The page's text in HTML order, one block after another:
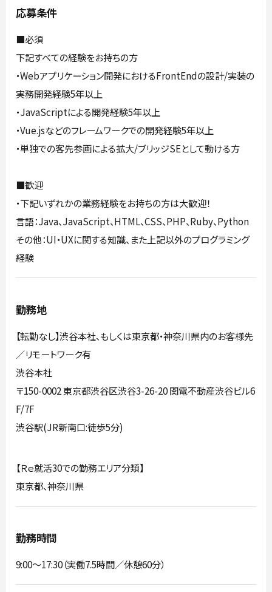
応募条件
■必須
下記すべての経験をお持ちの方
・Webアプリケーション開発におけるFrontEndの設計/実装の
実務開発経験5年以上
・JavaScriptによる開発経験5年以上
・Vue.jsなどのフレームワークでの開発経験5年以上
・単独での客先参画による拡大/ブリッジSEとして動ける方
■歓迎
・下記いずれかの業務経験をお持ちの方は大歓迎！
言語：Java、JavaScript、HTML、CSS、PHP、Ruby、Python
その他：UI・UXに関する知識、また上記以外のプログラミング
経験
勤務地
【転勤なし】渋谷本社、もしくは東京都・神奈川県内のお客様先
／リモートワーク有
渋谷本社
〒150-0002 東京都渋谷区渋谷3-26-20 関電不動産渋谷ビル6
F/7F
渋谷駅(JR新南口:徒歩5分)
【Ｒｅ就活30での勤務エリア分類】
東京都、神奈川県
勤務時間
9:00～17:30（実働7.5時間／休憩60分）